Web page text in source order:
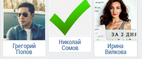
Грегорий
Попов
Николай
Сомов Ирина
Вилкова